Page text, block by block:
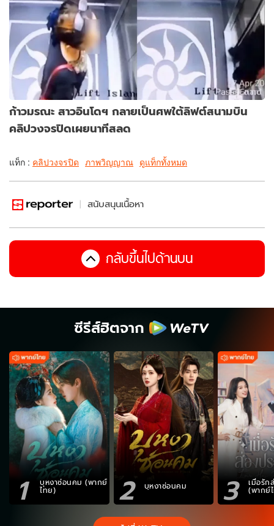
ก้าวมรณะ สาวอินโดฯ กลายเป็นศพใต้ลิฟต์สนามบิน
คลิปวงจรปิดเผยนาทีสลด
แท็ก : คลิปวงจรปิด ภาพวิญญาณ ดูแท็กทั้งหมด
สนับสนุนเนื้อหา
กลับขึ้นไปด้านบน
ซีรีส์ฮิตจาก
1 บุหงาซ่อนคม (พากย์
ไทย) 2 บุหงาซ่อนคม 3 เมื่อรัก
(พากย์